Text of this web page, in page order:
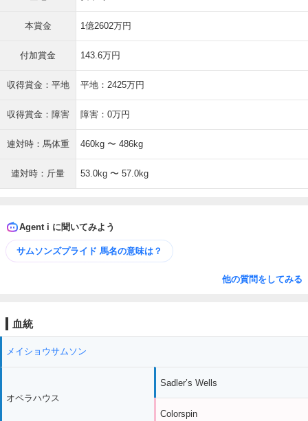
本賞金 1億2602万円
付加賞金 143.6万円
収得賞金：平地 平地：2425万円
収得賞金：障害 障害：0万円
連対時：馬体重 460kg 〜 486kg
連対時：斤量 53.0kg 〜 57.0kg
Agent i に聞いてみよう
サムソンズプライド 馬名の意味は？
他の質問をしてみる
血統
メイショウサムソン
オペラハウス
Sadler’s Wells
Colorspin